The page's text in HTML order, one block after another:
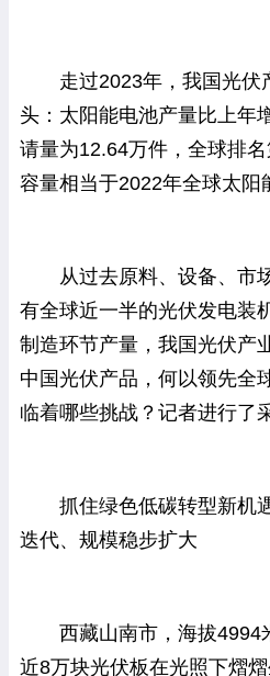
走过2023年，我国光伏
头：太阳能电池产量比上年
请量为12.64万件，全球排
容量相当于2022年全球太阳
从过去原料、设备、市场
有全球近一半的光伏发电装
制造环节产量，我国光伏产
中国光伏产品，何以领先全
临着哪些挑战？记者进行了
抓住绿色低碳转型新机
迭代、规模稳步扩大
西藏山南市，海拔4994
近8万块光伏板在光照下熠